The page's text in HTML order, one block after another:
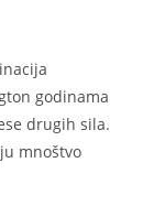
godinama
drugih sila.
mnoštvo